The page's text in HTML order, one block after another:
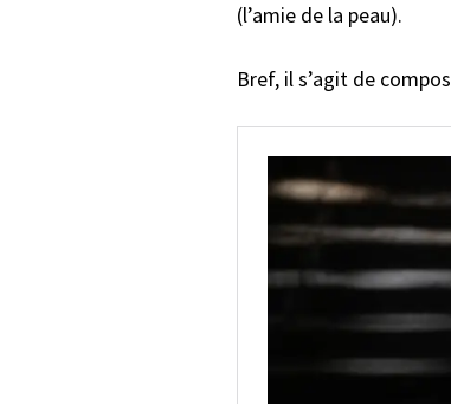
(l’amie de la peau).
Bref, il s’agit de